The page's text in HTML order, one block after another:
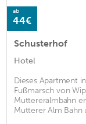
ab
44€
Schusterhof
Hotel
Dieses Apartment
Fußmarsch von
Muttereralmbahn
Mutterer Alm Bahn